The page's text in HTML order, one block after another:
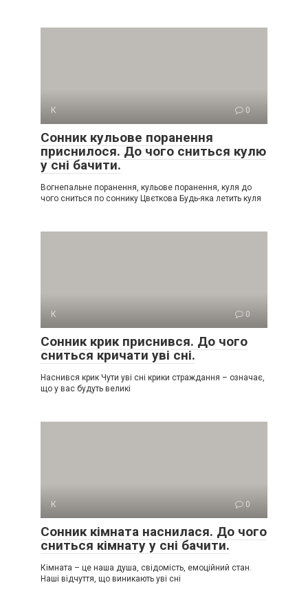
К 0
Сонник кульове поранення
приснилося. До чого сниться кулю
у сні бачити.
Вогнепальне поранення, кульове поранення, куля до
чого сниться по соннику Цвєткова Будь-яка летить куля
К 0
Сонник крик приснився. До чого
сниться кричати уві сні.
Наснився крик Чути уві сні крики страждання – означає,
що у вас будуть великі
К 0
Сонник кімната наснилася. До чого
сниться кімнату у сні бачити.
Кімната – це наша душа, свідомість, емоційний стан.
Наші відчуття, що виникають уві сні